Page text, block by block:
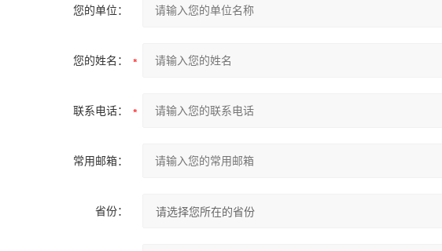
您的单位：
您的姓名：
联系电话：
常用邮箱：
省份：